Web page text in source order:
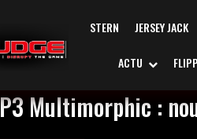
STERN JERSEY JACK
ACTU
P3 Multimorphic :